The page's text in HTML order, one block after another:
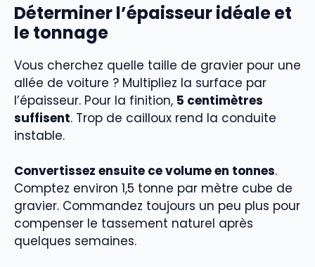
Déterminer l’épaisseur idéale et
le tonnage
Vous cherchez quelle taille de gravier pour une
allée de voiture ? Multipliez la surface par
l’épaisseur. Pour la finition, 5 centimètres
suffisent. Trop de cailloux rend la conduite
instable.
Convertissez ensuite ce volume en tonnes.
Comptez environ 1,5 tonne par mètre cube de
gravier. Commandez toujours un peu plus pour
compenser le tassement naturel après
quelques semaines.